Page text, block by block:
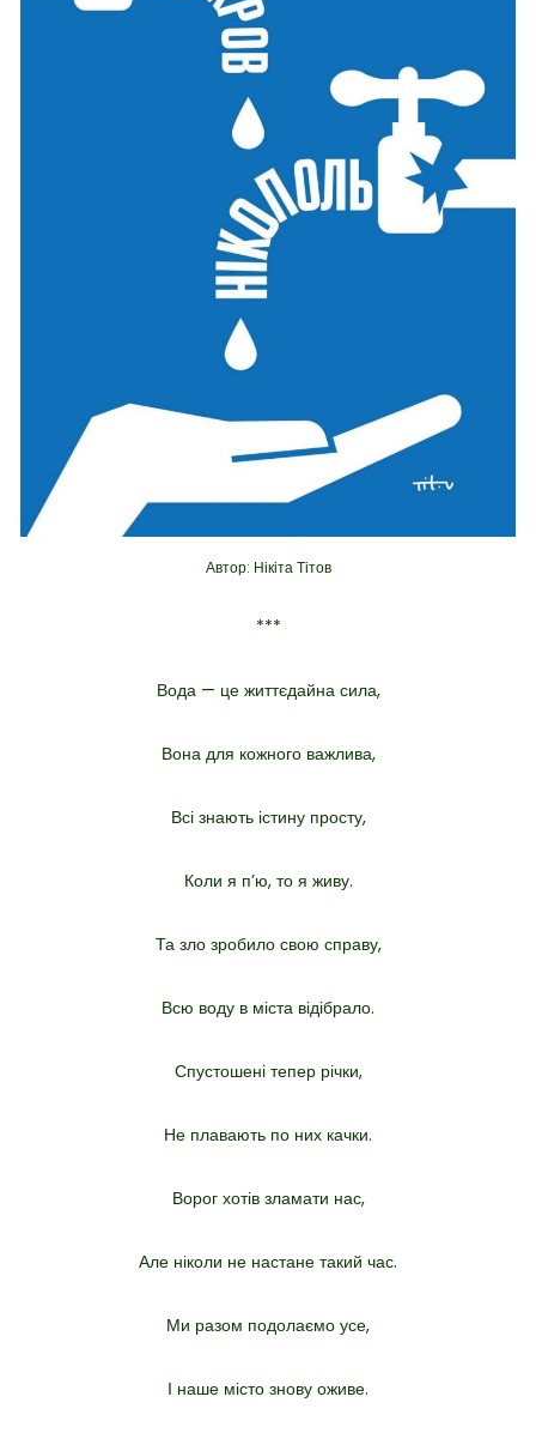
Автор: Нікіта Тітов
***
Вода — це життєдайна сила,
Вона для кожного важлива,
Всі знають істину просту,
Коли я пʼю, то я живу.
Та зло зробило свою справу,
Всю воду в міста відібрало.
Спустошені тепер річки,
Не плавають по них качки.
Ворог хотів зламати нас,
Але ніколи не настане такий час.
Ми разом подолаємо усе,
І наше місто знову оживе.